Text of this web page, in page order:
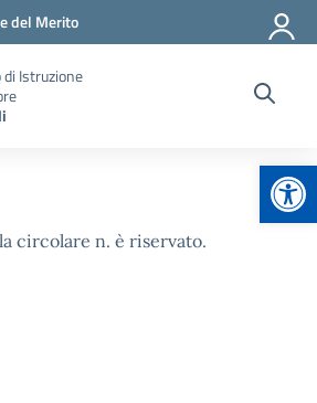
del Merito
Istruzione
circolare n. è riservato.